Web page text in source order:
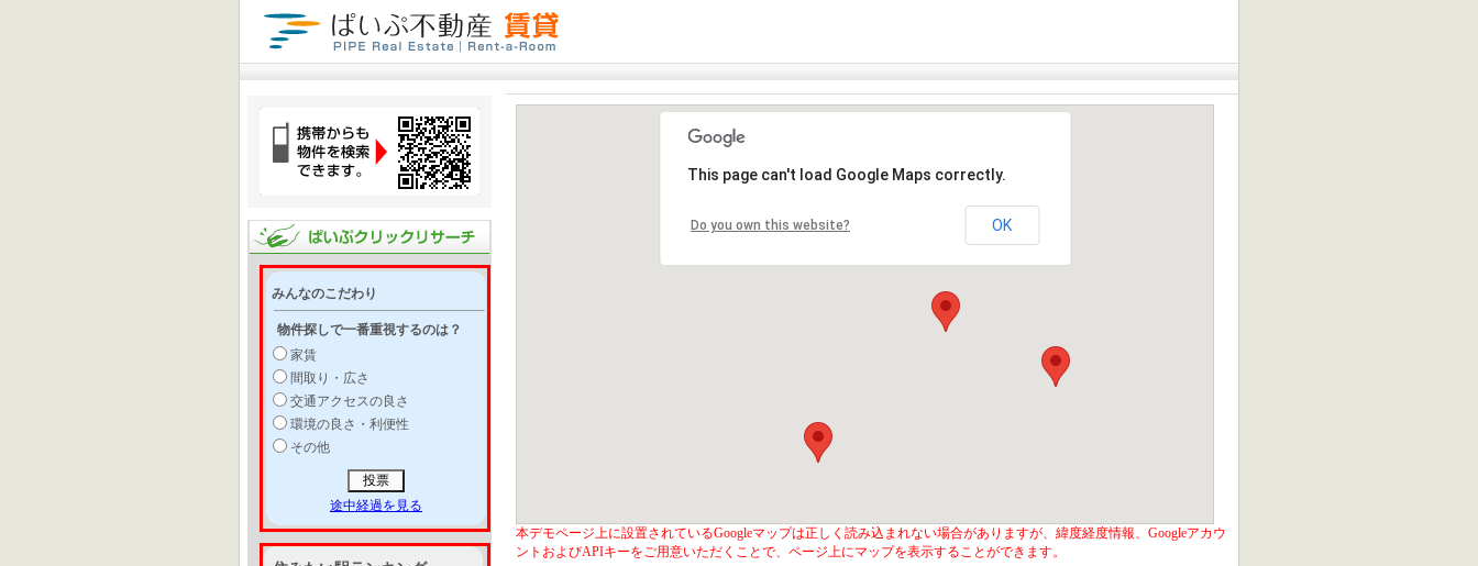
みんなのこだわり
物件探しで一番重視するのは？
家賃
間取り・広さ
交通アクセスの良さ
環境の良さ・利便性
その他
途中経過を見る
This page can't load Google Maps correctly.
Do you own this website? OK
本デモページ上に設置されているGoogleマップは正しく読み込まれない場合がありますが、緯度経度情報、Googleアカウ
ントおよびAPIキーをご用意いただくことで、ページ上にマップを表示することができます。